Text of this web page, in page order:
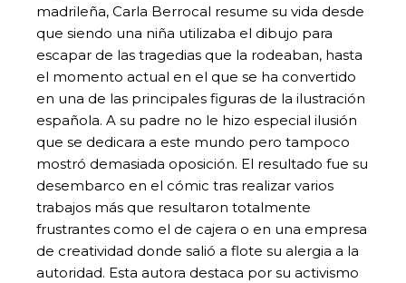
madrileña, Carla Berrocal resume su vida desde
que siendo una niña utilizaba el dibujo para
escapar de las tragedias que la rodeaban, hasta
el momento actual en el que se ha convertido
en una de las principales figuras de la ilustración
española. A su padre no le hizo especial ilusión
que se dedicara a este mundo pero tampoco
mostró demasiada oposición. El resultado fue su
desembarco en el cómic tras realizar varios
trabajos más que resultaron totalmente
frustrantes como el de cajera o en una empresa
de creatividad donde salió a flote su alergia a la
autoridad. Esta autora destaca por su activismo